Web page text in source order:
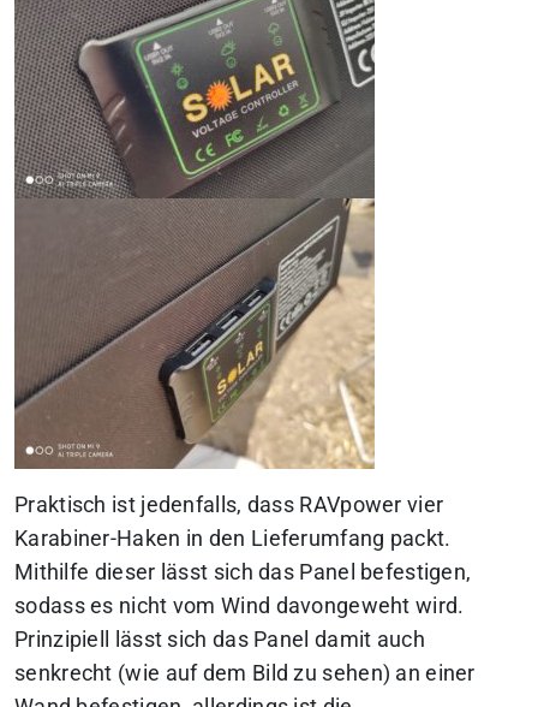
Praktisch ist jedenfalls, dass RAVpower vier
Karabiner-Haken in den Lieferumfang packt.
Mithilfe dieser lässt sich das Panel befestigen,
sodass es nicht vom Wind davongeweht wird.
Prinzipiell lässt sich das Panel damit auch
senkrecht (wie auf dem Bild zu sehen) an einer